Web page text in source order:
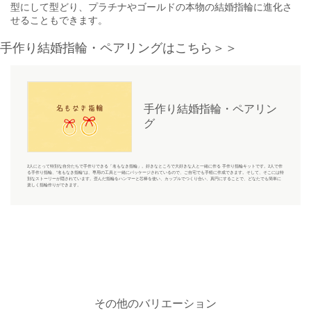
型にして型どり、プラチナやゴールドの本物の結婚指輪に進化さ
せることもできます。
手作り結婚指輪・ペアリングはこちら＞＞
手作り結婚指輪・ペアリン
グ
2人にとって特別な自分たちで手作りできる「名もなき指輪」。好きなところで大好きな人と一緒に作る 手作り指輪キットです。2人で作
る手作り指輪、“名もなき指輪”は、専用の工具と一緒にパッケージされているので、ご自宅でも手軽に作成できます。そして、そこには特
別なストーリーが隠されています。歪んだ指輪をハンマーと芯棒を使い、カップルでつくり合い、真円にすることで、どなたでも簡単に
楽しく指輪作りができます。
その他のバリエーション